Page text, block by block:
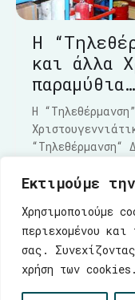
Εκτιμούμε
Χρησιμοποιούμε
περιεχομένου
σας.
χρήση των cookies.
Η
και άλλα
παραμύθια…
Η
“Τηλεθέρμανση“